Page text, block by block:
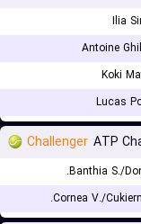
Ilia
Antoine
Koki
Lucas
Challenger ATP
Banthia S./
Cornea V./